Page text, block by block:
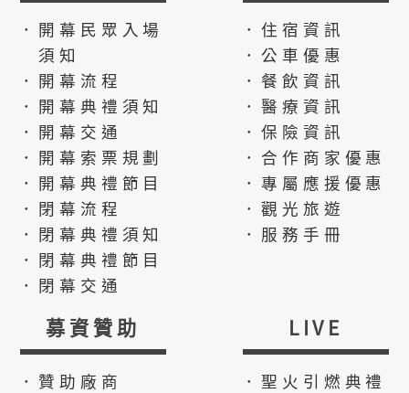
．開幕民眾入場
須知
．開幕流程
．開幕典禮須知
．開幕交通
．開幕索票規劃
．開幕典禮節目
．閉幕流程
．閉幕典禮須知
．閉幕典禮節目
．閉幕交通
．住宿資訊
．公車優惠
．餐飲資訊
．醫療資訊
．保險資訊
．合作商家優惠
．專屬應援優惠
．觀光旅遊
．服務手冊
募資贊助
．贊助廠商
LIVE
．聖火引燃典禮